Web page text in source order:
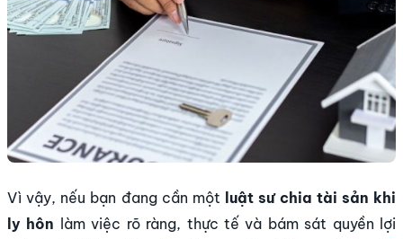
Vì vậy, nếu bạn đang cần một luật sư chia tài sản khi
ly hôn làm việc rõ ràng, thực tế và bám sát quyền lợi